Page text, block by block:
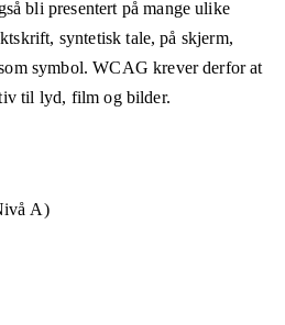
bli presentert på mange ulike
syntetisk tale, på skjerm,
symbol. WCAG krever derfor at
til lyd, film og bilder.
A)